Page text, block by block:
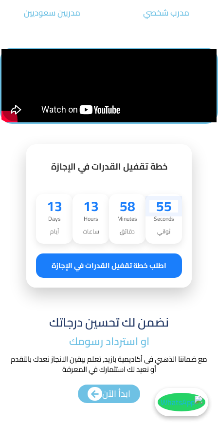
مدرب شخصي مدربين سعوديين
خطة تقفيل القدرات في الإجازة
13
Days
أيام
13
Hours
ساعات
58
Minutes
دقائق
54
Seconds
ثواني
اطلب خطة تقفيل القدرات في الإجازة
نضمن لك تحسين درجاتك
او استرداد رسومك​
مع ضماننا الذهبي فى أكاديمية بازيد, تعلم بيقين الانجاز نعدك بالتقدم
أو نعيد لك استثمارك في المعرفة
ابدأ الآن